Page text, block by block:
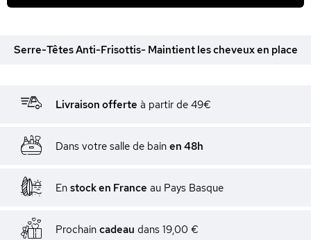
Serre-Têtes Anti-Frisottis- Maintient les cheveux en place
Livraison offerte à partir de 49€
Dans votre salle de bain en 48h
En stock en France au Pays Basque
Prochain cadeau dans 19,00 €